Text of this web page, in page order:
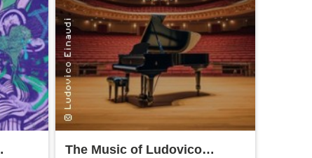
The Music of Ludovico